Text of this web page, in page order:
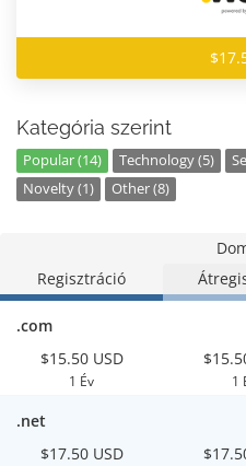
Kategória szerint
Popular (14) Technology (5)
Novelty (1)
Other (8)
Regisztráció
.com
$15.50 USD
1 Év 1
.net
$17.50 USD